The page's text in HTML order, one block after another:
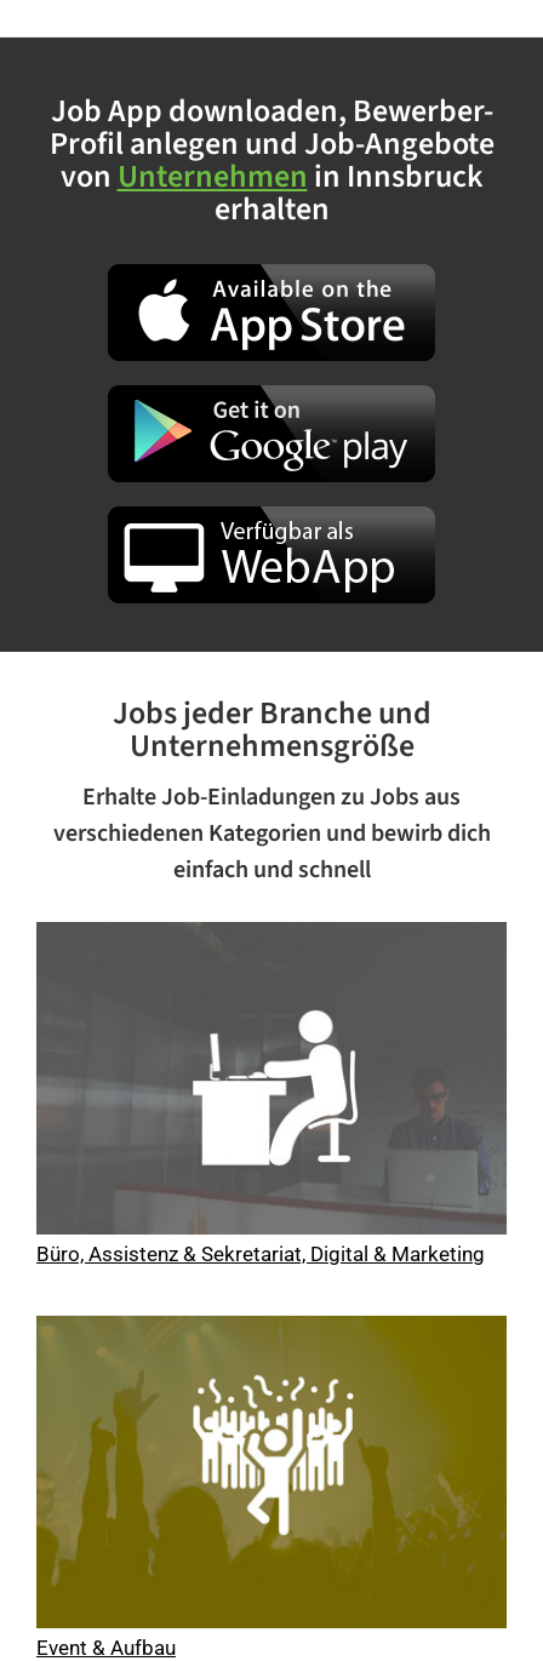
Job App downloaden, Bewerber-
Profil anlegen und Job-Angebote
von Unternehmen in Innsbruck
erhalten
Jobs jeder Branche und
Unternehmensgröße
Erhalte Job-Einladungen zu Jobs aus
verschiedenen Kategorien und bewirb dich
einfach und schnell
Büro, Assistenz & Sekretariat, Digital & Marketing
Event & Aufbau